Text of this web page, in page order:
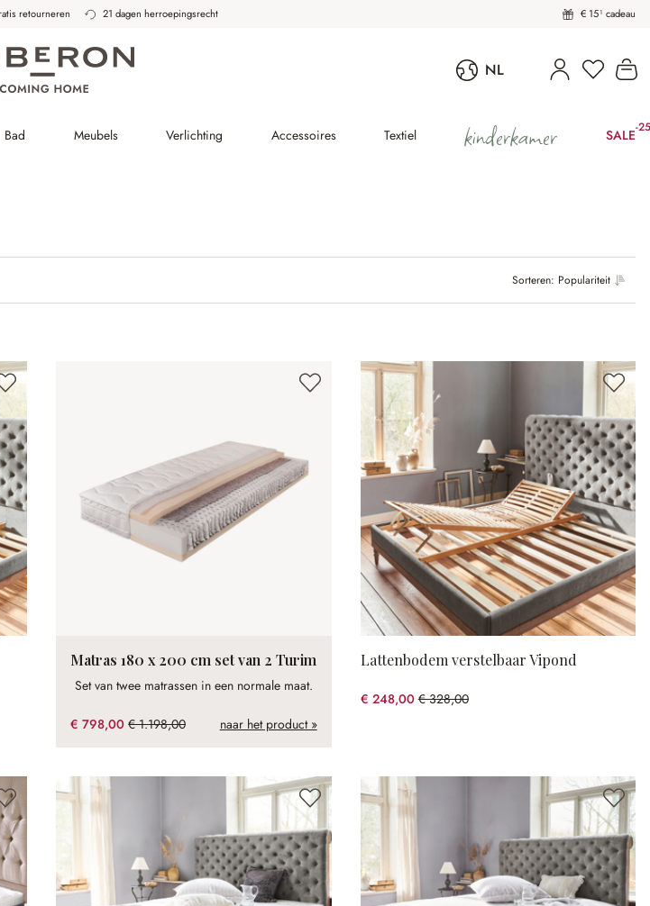
retourneren 21 dagen herroepingsrecht € 15¹ cadeau
NL
Bad Meubels Verlichting Accessoires Textiel kinderkamer SALE-
Sorteren: Populariteit
Matras 180 x 200 cm set van 2 Turim
Set van twee matrassen in een normale maat.
€ 798,00€ 1.198,00
(33.39% gespart)naar het product »
Lattenbodem verstelbaar Vipond
€ 248,00€ 328,00
(24.39% gespart)